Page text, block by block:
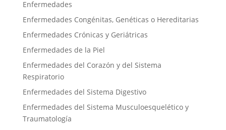
Enfermedades
Enfermedades Congénitas, Genéticas o Hereditarias
Enfermedades Crónicas y Geriátricas
Enfermedades de la Piel
Enfermedades del Corazón y del Sistema
Respiratorio
Enfermedades del Sistema Digestivo
Enfermedades del Sistema Musculoesquelético y
Traumatología